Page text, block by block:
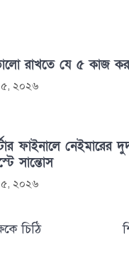
রাখতে যে ৫ কাজ
২০২৬
ফাইনালে নেইমারের
সান্তোস
২০২৬
চিঠি